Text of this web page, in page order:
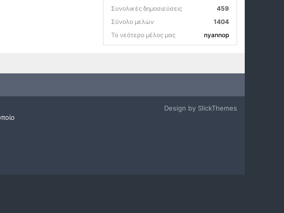
Συνολικές δημοσιεύσεις
459
Σύνολο μελών
1404
Το νεότερο μέλος μας
nyannop
Design by SlickThemes